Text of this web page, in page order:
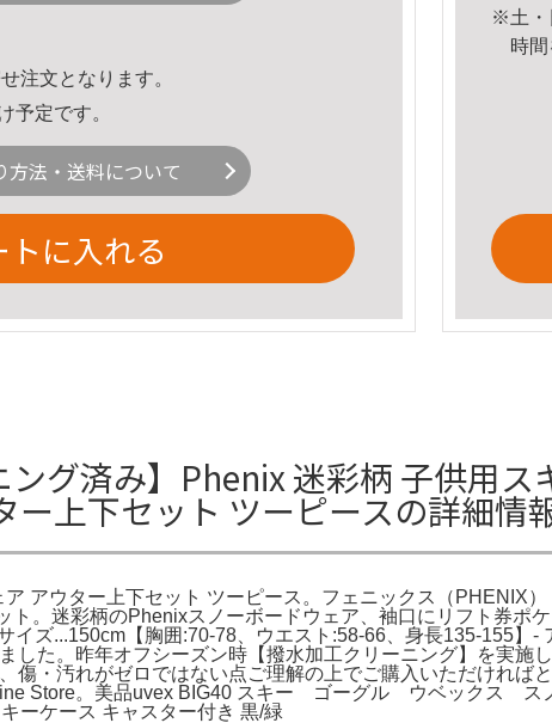
注文となります。
予定です。
方法・送料について
トに入れる
※土・
時間
ング済み】Phenix 迷彩柄 子供用
ー上下セット ツーピースの詳細情
アウター上下セット ツーピース。フェニックス（PHENIX
ト。迷彩柄のPhenixスノーボードウェア、袖口にリフト券
イズ...150cm【胸囲:70-78、ウエスト:58-66、身長135-155
した。昨年オフシーズン時【撥水加工クリーニング】を実施
傷・汚れがゼロではない点ご理解の上でご購入いただけれ
Store。美品uvex BIG40 スキー ゴーグル ウベックス
ーケース キャスター付き 黒/緑